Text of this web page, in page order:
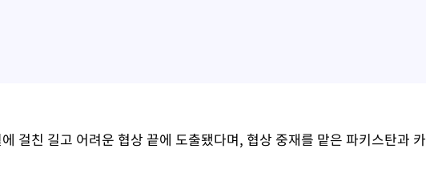
걸친 길고 어려운 협상 끝에 도출됐다며, 협상 중재를 맡은 파키스탄과 카